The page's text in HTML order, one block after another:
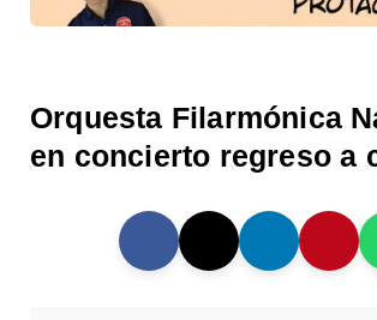
Orquesta Filarmónica
en concierto regreso a